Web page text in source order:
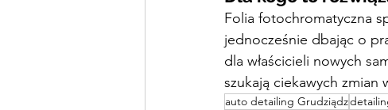
Folia fotochromatyczna
jednocześnie dbając o
dla właścicieli nowych
szukają ciekawych zmian
auto detailing Grudziądz